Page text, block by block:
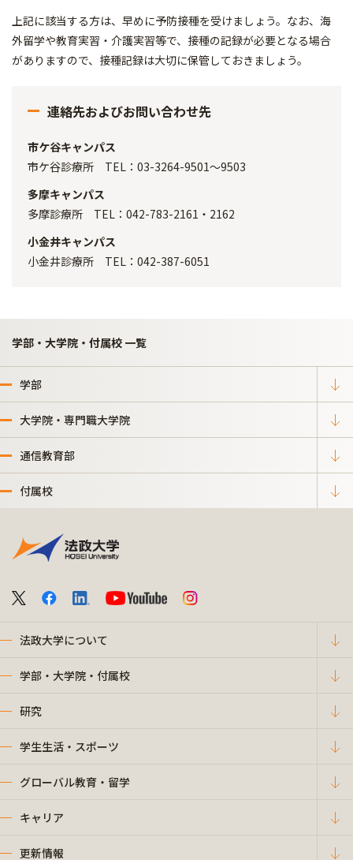
上記に該当する方は、早めに予防接種を受けましょう。なお、海
外留学や教育実習・介護実習等で、接種の記録が必要となる場合
がありますので、接種記録は大切に保管しておきましょう。
連絡先およびお問い合わせ先
市ケ谷キャンパス
市ケ谷診療所 TEL：03-3264-9501～9503
多摩キャンパス
多摩診療所 TEL：042-783-2161・2162
小金井キャンパス
小金井診療所 TEL：042-387-6051
学部・大学院・付属校 一覧
学部
大学院・専門職大学院
通信教育部
付属校
法政大学について
学部・大学院・付属校
研究
学生生活・スポーツ
グローバル教育・留学
キャリア
更新情報